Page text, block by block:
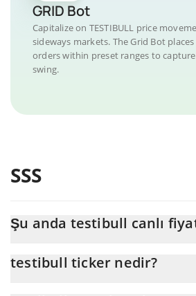
GRID Bot
Capitalize on TESTIBULL price
sideways markets. The Grid Bot
orders within preset ranges to
swing.
SSS
Şu anda testibull canlı
testibull ticker nedir?